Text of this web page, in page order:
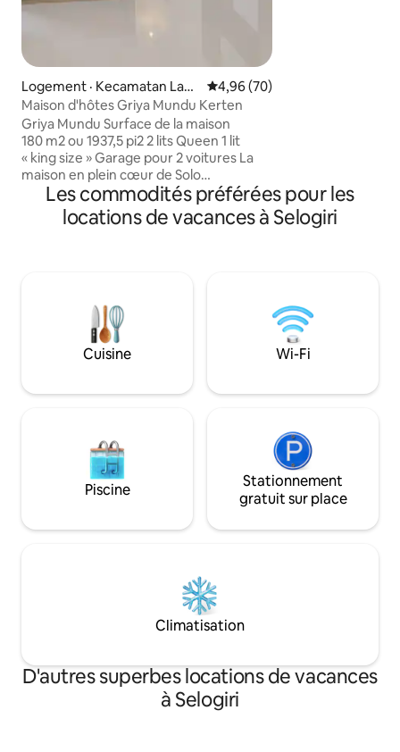
Logement · Kecamatan Law
eyan
Note moyenne de 4,96 sur 5,
4,96 (70)
Maison d'hôtes Griya Mundu Kerten
Griya Mundu Surface de la maison
180 m2 ou 1937,5 pi2 2 lits Queen 1 lit
« king size » Garage pour 2 voitures La
maison en plein cœur de Solo
Installations : 1. Téléviseur 50 pouces
(Netflix inclus) 2. Climatisation dans
chaque pièce 3. Chauffe-eau 4. Wifii 5.
minutes de l'aéroport 2. À 10 minutes de
la gare de Balapan. 3. À 5 minutes du
Sriwedari ou du stade Manahan 4. À 10
minutes de la mosquée Sheikh Zayed
Les commodités préférées pour les
locations de vacances à Selogiri
Cuisine Wi-Fi
Piscine
Stationnement
gratuit sur place
Climatisation
D'autres superbes locations de vacances
à Selogiri